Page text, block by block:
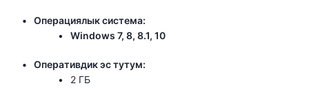
Операциялык система:
Windows 7, 8, 8.1, 10
Оперативдик эс тутум:
2 ГБ